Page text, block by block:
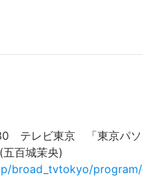
テレビ東京 「東京パソ
百城茉央)
broad_tvtokyo/